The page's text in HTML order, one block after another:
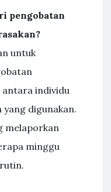
pengobatan
untuk
individu
digunakan.
melaporkan
minggu